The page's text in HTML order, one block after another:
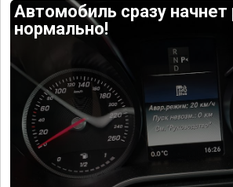
Автомобиль сразу начнет
нормально!